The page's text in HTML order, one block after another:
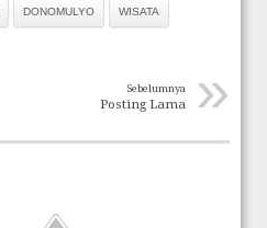
DONOMULYO WISATA
»
Sebelumnya
Posting Lama